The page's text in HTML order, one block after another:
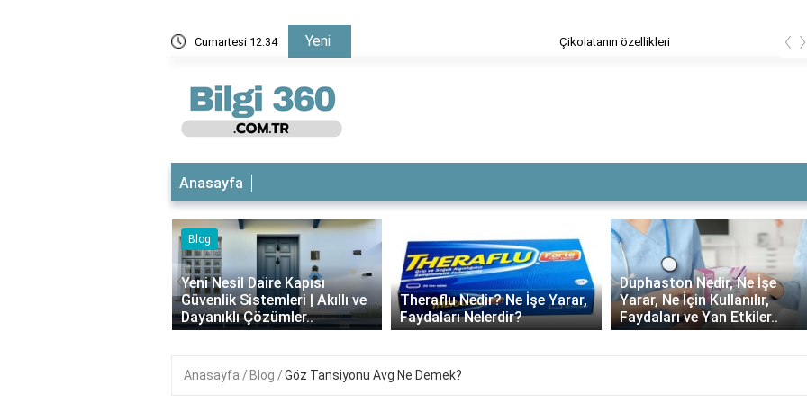
Cumartesi 12:34 Yeni ‹ ›
Anasayfa
Yeni Nesil Daire Kapısı
Güvenlik Sistemleri | Akıllı ve
Dayanıklı Çözümler..
Theraflu Nedir? Ne İşe Yarar,
Faydaları Nelerdir?
Duphaston Nedir, Ne İşe
Yarar, Ne İçin Kullanılır,
Faydaları ve Yan Etkiler..
Daflon
‹
Anasayfa Blog Göz Tansiyonu Avg Ne Demek?